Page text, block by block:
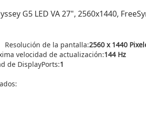
G5 LED VA 27", 2560x1440,
Resolución de la pantalla:2560 x 1440
velocidad de actualización:144 Hz
de DisplayPorts:1